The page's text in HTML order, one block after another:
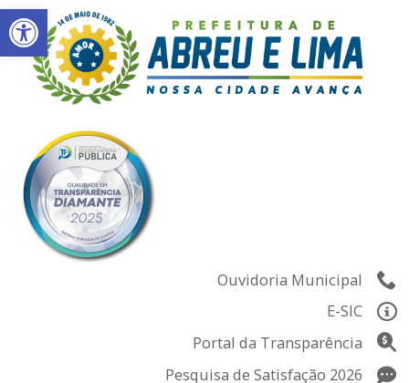
Abrir a barra de ferramentas
Skip
to
content
Ouvidoria Municipal
E-SIC
Portal da Transparência
Pesquisa de Satisfação 2026